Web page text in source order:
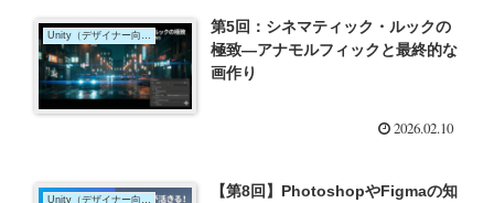
第5回：シネマティック・ルックの
極致―アナモルフィックと最終的な
画作り
2026.02.10
【第8回】PhotoshopやFigmaの知